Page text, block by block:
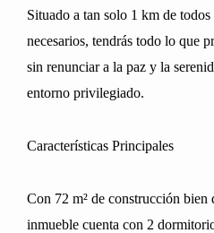
Situado a tan solo 1 km de
necesarios, tendrás todo lo que
sin renunciar a la paz y la
entorno privilegiado.
Características Principales
Con 72 m² de construcción bien
inmueble cuenta con 2